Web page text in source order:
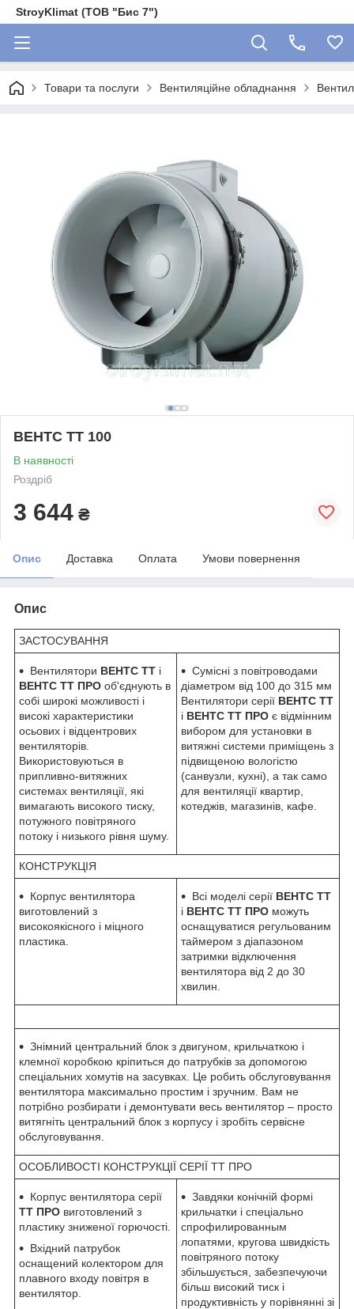
StroyKlimat (ТОВ "Бис 7")
Товари та послуги Вентиляційне обладнання
ВЕНТС ТТ 100
В наявності
Роздріб
3 644 ₴
Опис Доставка Оплата Умови повернення
Опис
ЗАСТОСУВАННЯ
Вентилятори ВЕНТС ТТ і
ВЕНТС ТТ ПРО об'єднують в
собі широкі можливості і
високі характеристики
осьових і відцентрових
вентиляторів.
Використовуються в
припливно-витяжних
системах вентиляції, які
вимагають високого тиску,
потужного повітряного
потоку і низького рівня шуму.
Сумісні з повітроводами
діаметром від 100 до 315 мм
Вентилятори серії ВЕНТС ТТ
і ВЕНТС ТТ ПРО є відмінним
вибором для установки в
витяжні системи приміщень з
підвищеною вологістю
(санвузли, кухні), а так само
для вентиляції квартир,
котеджів, магазинів, кафе.
КОНСТРУКЦІЯ
Корпус вентилятора
виготовлений з
високоякісного і міцного
пластика.
Всі моделі серії ВЕНТС ТТ
і ВЕНТС ТТ ПРО можуть
оснащуватися регульованим
таймером з діапазоном
затримки відключення
вентилятора від 2 до 30
хвилин.
Знімний центральний блок з двигуном, крильчаткою і
клемної коробкою кріпиться до патрубків за допомогою
спеціальних хомутів на засувках. Це робить обслуговування
вентилятора максимально простим і зручним. Вам не
потрібно розбирати і демонтувати весь вентилятор – просто
витягніть центральний блок з корпусу і зробіть сервісне
обслуговування.
ОСОБЛИВОСТІ КОНСТРУКЦІЇ СЕРІЇ ТТ ПРО
Корпус вентилятора серії
ТТ ПРО виготовлений з
пластику зниженої горючості.
Вхідний патрубок
оснащений колектором для
плавного входу повітря в
вентилятор.
Завдяки конічній формі
крильчатки і спеціально
спрофилированным
лопатями, кругова швидкість
повітряного потоку
збільшується, забезпечуючи
більш високий тиск і
продуктивність у порівнянні зі